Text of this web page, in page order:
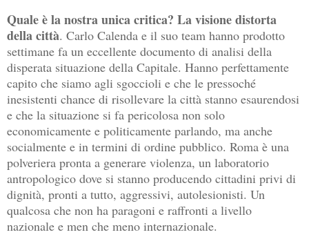
Quale è la nostra unica critica? La visione distorta
della città. Carlo Calenda e il suo team hanno prodotto
settimane fa un eccellente documento di analisi della
disperata situazione della Capitale. Hanno perfettamente
capito che siamo agli sgoccioli e che le pressoché
inesistenti chance di risollevare la città stanno esaurendosi
e che la situazione si fa pericolosa non solo
economicamente e politicamente parlando, ma anche
socialmente e in termini di ordine pubblico. Roma è una
polveriera pronta a generare violenza, un laboratorio
antropologico dove si stanno producendo cittadini privi di
dignità, pronti a tutto, aggressivi, autolesionisti. Un
qualcosa che non ha paragoni e raffronti a livello
nazionale e men che meno internazionale.